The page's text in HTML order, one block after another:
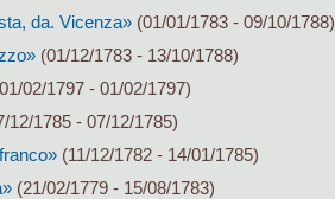
da. Vicenza»(01/01/1783 - 09/10/1788)
(01/12/1783 - 13/10/1788)
02/1797 - 01/02/1797)
12/1785 - 07/12/1785)
(11/12/1782 - 14/01/1785)
(21/02/1779 - 15/08/1783)